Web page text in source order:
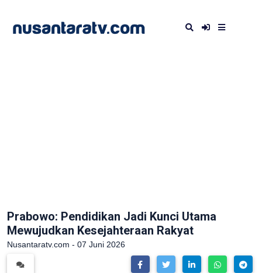
Prabowo: Pendidikan Jadi Kunci Utama
Mewujudkan Kesejahteraan Rakyat
Nusantaratv.com - 07 Juni 2026